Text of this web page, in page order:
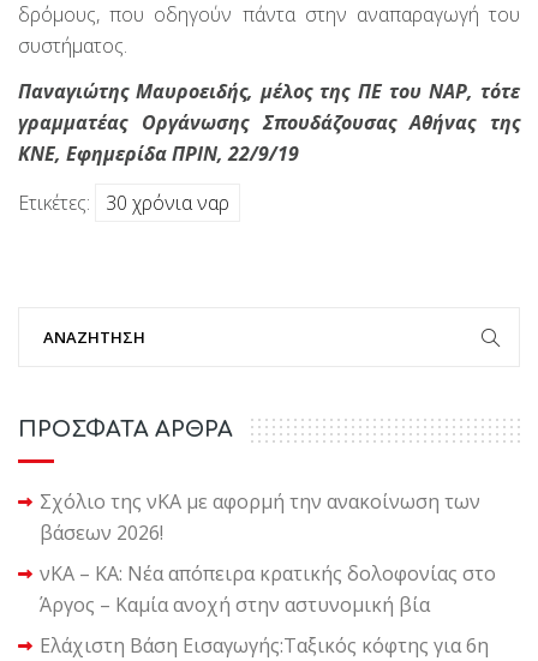
δρόμους, που οδηγούν πάντα στην αναπαραγωγή του
συστήματος.
Παναγιώτης Μαυροειδής, μέλος της ΠΕ του ΝΑΡ, τότε
γραμματέας Οργάνωσης Σπουδάζουσας Αθήνας της
ΚΝΕ, Εφημερίδα ΠΡΙΝ, 22/9/19
Ετικέτες:
30 χρόνια ναρ
ΠΡΟΣΦΑΤΑ ΑΡΘΡΑ
Σχόλιο της νΚΑ με αφορμή την ανακοίνωση των
βάσεων 2026!
νΚΑ – ΚΑ: Νέα απόπειρα κρατικής δολοφονίας στο
Άργος – Καμία ανοχή στην αστυνομική βία
Ελάχιστη Βάση Εισαγωγής:Ταξικός κόφτης για 6η